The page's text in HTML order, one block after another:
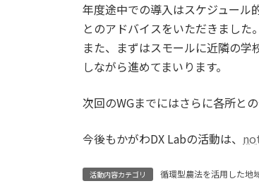
年度途中での導入はスケジュール
とのアドバイスをいただきました。
また、まずはスモールに近隣の
しながら進めてまいります。
次回のWGまでにはさらに各所と
今後もかがわDX Labの活動は、
活動内容カテゴリ 循環型農法を活用した地